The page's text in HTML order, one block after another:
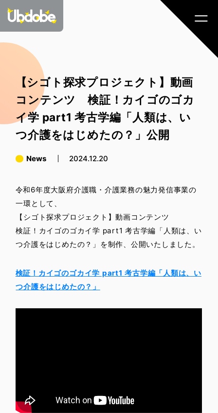
【シゴト探求プロジェクト】動画
コンテンツ 検証！カイゴのゴカ
イ学 part1 考古学編「人類は、い
つ介護をはじめたの？」公開
News 2024.12.20
令和6年度大阪府介護職・介護業務の魅力発信事業の
一環として、
【シゴト探求プロジェクト】動画コンテンツ
検証！カイゴのゴカイ学 part1 考古学編「人類は、い
つ介護をはじめたの？」を制作、公開いたしました。
検証！カイゴのゴカイ学 part1 考古学編「人類は、い
つ介護をはじめたの？」